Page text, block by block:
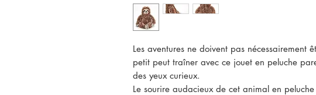
Les aventures ne doivent pas nécessairement
petit peut traîner avec ce jouet en peluche
des yeux curieux.
Le sourire audacieux de cet animal en